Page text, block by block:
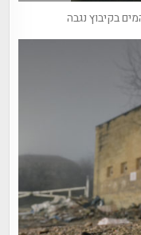
בקיבוץ נגבה